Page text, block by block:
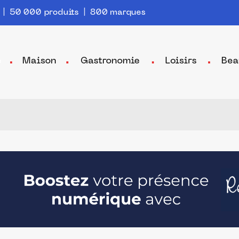
| 50 000 produits | 800 marques
Maison Gastronomie Loisirs